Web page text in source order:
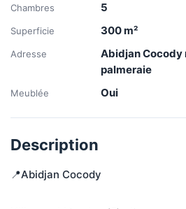
Chambres 5
Superficie 300m²
Adresse
Abidjan Cocody
palmeraie
Meublée Oui
Description
📍Abidjan Cocody